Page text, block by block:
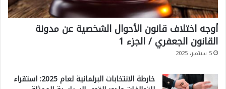
أوجه اختلاف قانون الأحوال الشخصية عن مدونة
القانون الجعفري / الجزء 1
5 سبتمبر، 2025
خارطة الانتخابات البرلمانية لعام 2025: استقراء